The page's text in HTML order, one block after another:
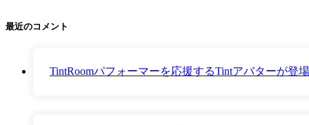
最近のコメント
TintRoomパフォーマーを応援するTintアバターが登